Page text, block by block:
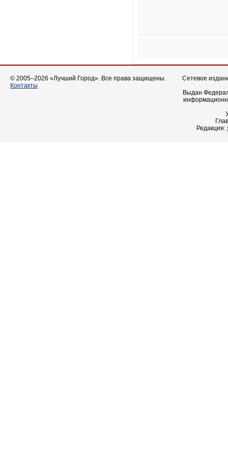
© 2005–2026 «Лучший Город». Все права защищены.
Контакты
Сетевое
Выдан
Редакция: